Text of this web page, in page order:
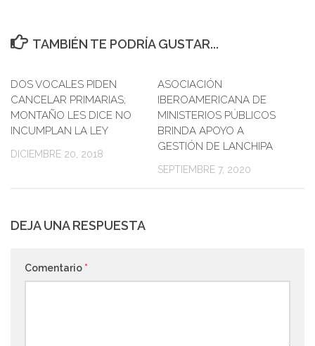
TAMBIÉN TE PODRÍA GUSTAR...
DOS VOCALES PIDEN
CANCELAR PRIMARIAS;
MONTAÑO LES DICE NO
INCUMPLAN LA LEY
DICIEMBRE 20, 2018
ASOCIACIÓN
IBEROAMERICANA DE
MINISTERIOS PÚBLICOS
BRINDA APOYO A
GESTIÓN DE LANCHIPA
SEPTIEMBRE 7, 2020
DEJA UNA RESPUESTA
Comentario *